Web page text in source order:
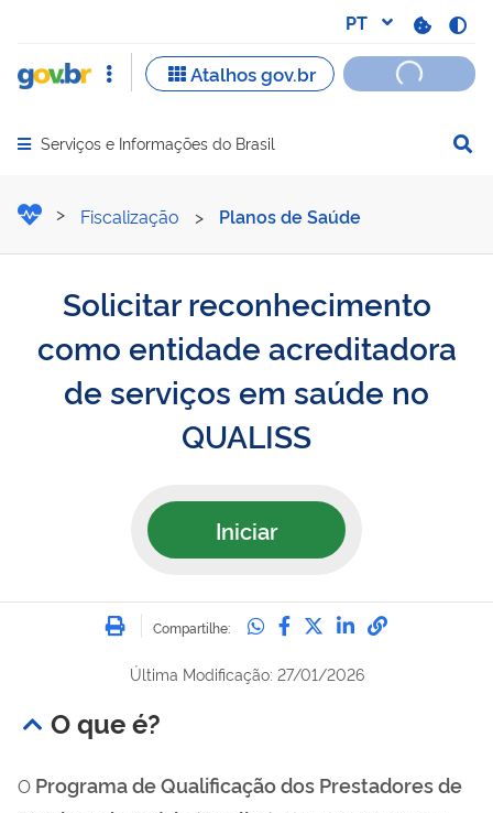
Abrir menu principal de navegação
Serviços e Informações do Brasil
Solicitar reconhecimento
Fiscalização > Planos de Saúde
Solicitar reconhecimento
como entidade acreditadora
de serviços em saúde no
QUALISS
Iniciar
Imprimir
Compartilhe: Compartilhe no
Compartilhe no
Compartilhe no
Compartilhe
Última Modificação: 27/01/2026
O que é?
O Programa de Qualificação dos Prestadores de